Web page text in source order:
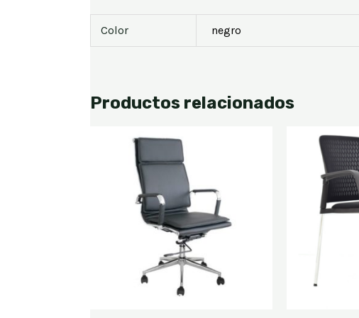
Color negro
Productos relacionados